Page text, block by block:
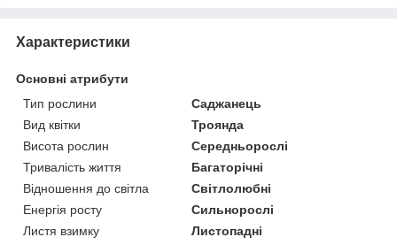
Характеристики
Основні атрибути
Тип рослини
Саджанець
Вид квітки
Троянда
Висота рослин
Середньорослі
Тривалість життя
Багаторічні
Відношення до світла
Світлолюбні
Енергія росту
Сильнорослі
Листя взимку
Листопадні